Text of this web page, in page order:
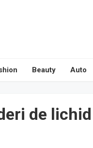
Beauty Auto
de